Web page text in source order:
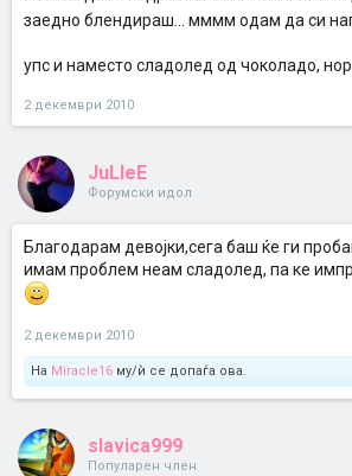
заедно блендираш... мммм одам да си
упс и наместо сладолед од чоколадо,
2 декември 2010
JuLleE
Форумски идол
Благодарам девојки,сега баш ќе ги
имам проблем неам сладолед, па ке
2 декември 2010
На Miracle16 му/ѝ се допаѓа ова.
slavica999
Популарен член